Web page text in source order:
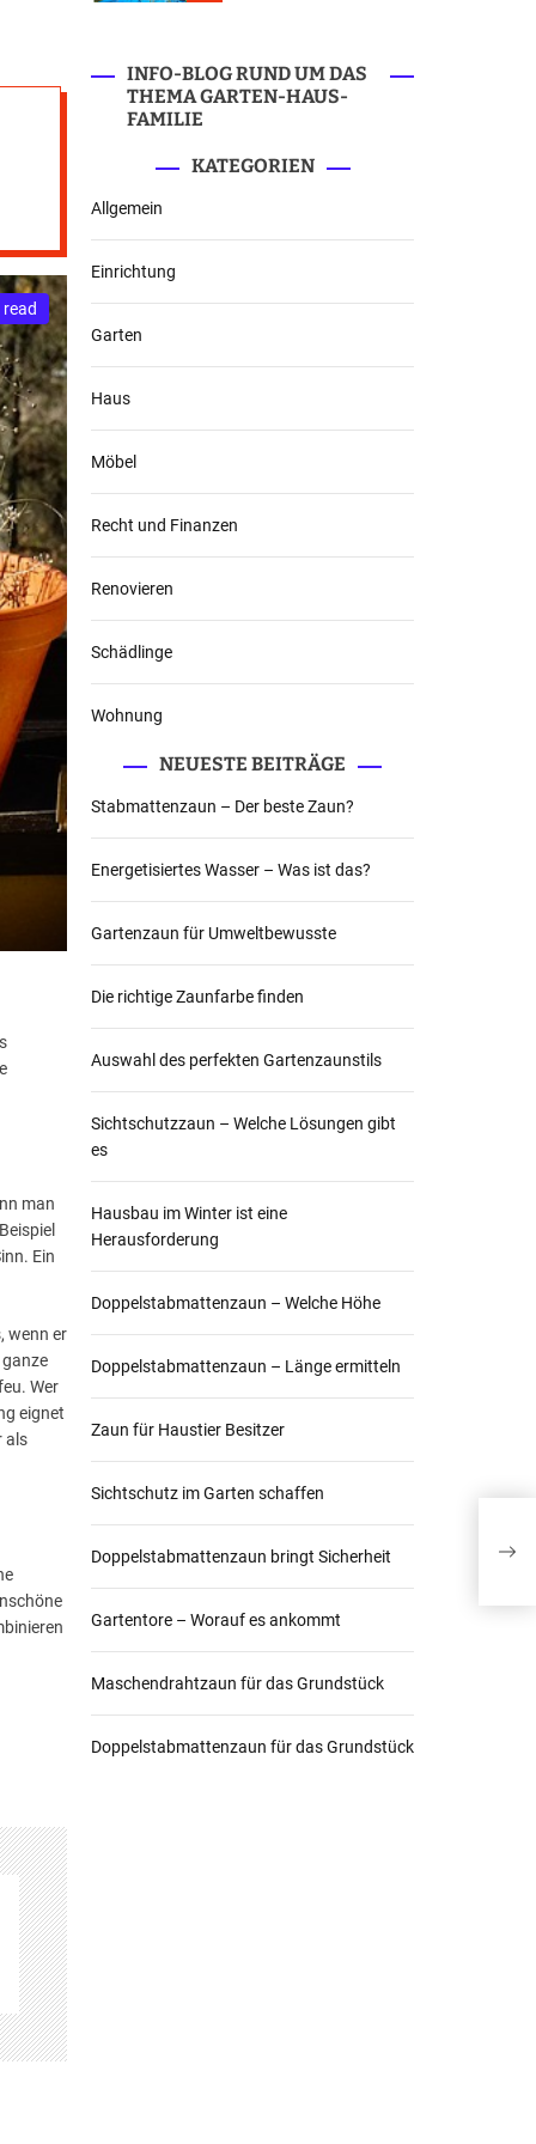
d
e
read
man
Ein
wenn er
Wer
eignet
als
INFO-BLOG RUND UM DAS
THEMA GARTEN-HAUS-
FAMILIE
KATEGORIEN
Allgemein
Einrichtung
Garten
Haus
Möbel
Recht und Finanzen
Renovieren
Schädlinge
Wohnung
NEUESTE BEITRÄGE
Stabmattenzaun – Der beste Zaun?
Energetisiertes Wasser – Was ist das?
Gartenzaun für Umweltbewusste
Die richtige Zaunfarbe finden
Auswahl des perfekten Gartenzaunstils
Sichtschutzzaun – Welche Lösungen gibt
es
Hausbau im Winter ist eine
Herausforderung
Doppelstabmattenzaun – Welche Höhe
Doppelstabmattenzaun – Länge ermitteln
Zaun für Haustier Besitzer
Sichtschutz im Garten schaffen
Doppelstabmattenzaun bringt Sicherheit
Gartentore – Worauf es ankommt
Maschendrahtzaun für das Grundstück
Doppelstabmattenzaun für das Grundstück